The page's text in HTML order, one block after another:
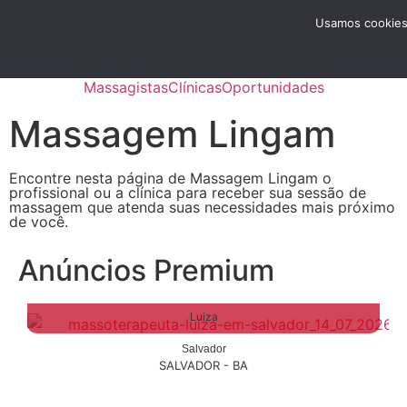
MassagistasClínicasOportunidades
Massagem Lingam
Encontre nesta página de Massagem Lingam o
profissional ou a clínica para receber sua sessão de
massagem que atenda suas necessidades mais próximo
de você.
Anúncios Premium
Luiza
Salvador
SALVADOR - BA
Usamos